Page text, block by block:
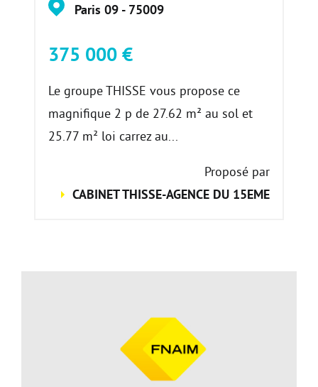
Paris 09 - 75009
375 000 €
Le groupe THISSE vous propose ce
magnifique 2 p de 27.62 m² au sol et
25.77 m² loi carrez au...
Proposé par
CABINET THISSE-AGENCE DU 15EME